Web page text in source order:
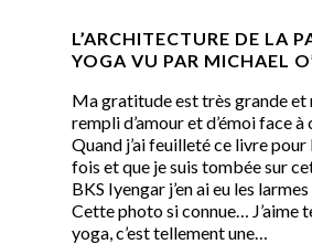
L’ARCHITECTURE DE LA
YOGA VU PAR MICHAEL
Ma gratitude est très grande et
rempli d’amour et d’émoi face à
Quand j’ai feuilleté ce livre
fois et que je suis tombée sur
BKS Iyengar j’en ai eu les
Cette photo si connue… J’aime
yoga, c’est tellement une…